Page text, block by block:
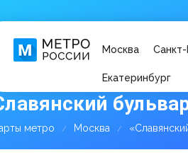
Москва
Екатеринбург
метро Москва